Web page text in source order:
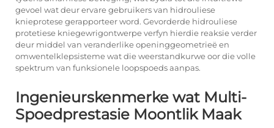
gevoel wat deur ervare gebruikers van hidrouliese
knieprotese gerapporteer word. Gevorderde hidrouliese
protetiese kniegewrigontwerpe verfyn hierdie reaksie verder
deur middel van veranderlike openinggeometrieë en
omwentelklepsisteme wat die weerstandkurwe oor die volle
spektrum van funksionele loopspoeds aanpas.
Ingenieurskenmerke wat Multi-
Spoedprestasie Moontlik Maak